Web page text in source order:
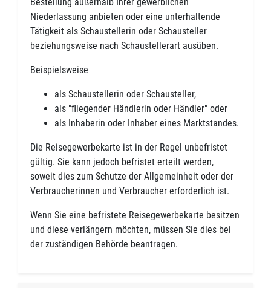
Niederlassung anbieten oder eine unterhaltende
Tätigkeit als Schaustellerin oder Schausteller
beziehungsweise nach Schaustellerart ausüben.
Beispielsweise
als Schaustellerin oder Schausteller,
als "fliegender Händlerin oder Händler" oder
als Inhaberin oder Inhaber eines Marktstandes.
Die Reisegewerbekarte ist in der Regel unbefristet
gültig. Sie kann jedoch befristet erteilt werden,
soweit dies zum Schutze der Allgemeinheit oder der
Verbraucherinnen und Verbraucher erforderlich ist.
Wenn Sie eine befristete Reisegewerbekarte besitzen
und diese verlängern möchten, müssen Sie dies bei
der zuständigen Behörde beantragen.